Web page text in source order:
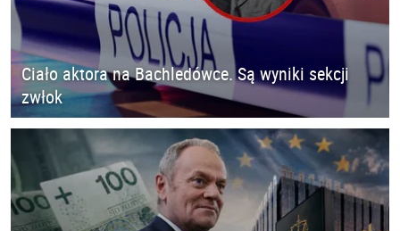
Ciało aktora na Bachledówce. Są wyniki sekcji
zwłok